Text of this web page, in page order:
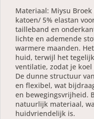
Materiaal: Miysu
katoen/ 5% elastan
tailleband en
lichte en ademende
warmere maanden.
huid, terwijl het
ventilatie, zodat je
De dunne structuur
en flexibel, wat
en bewegingsvrijheid.
natuurlijk materiaal,
huidvriendelijk is.